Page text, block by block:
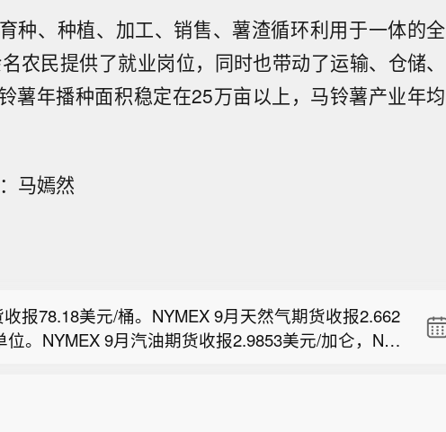
种、种植、加工、销售、薯渣循环利用于一体的全
农民提供了就业岗位，同时也带动了运输、仓储、
薯年播种面积稳定在25万亩以上，马铃薯产业年均
马嫣然
报78.18美元/桶。NYMEX 9月天然气期货收报2.662
。NYMEX 9月汽油期货收报2.9853美元/加仑，NY